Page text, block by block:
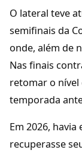
O lateral teve
semifinais da
onde, além de
Nas finais
retomar o
temporada
Em 2026,
recuperasse